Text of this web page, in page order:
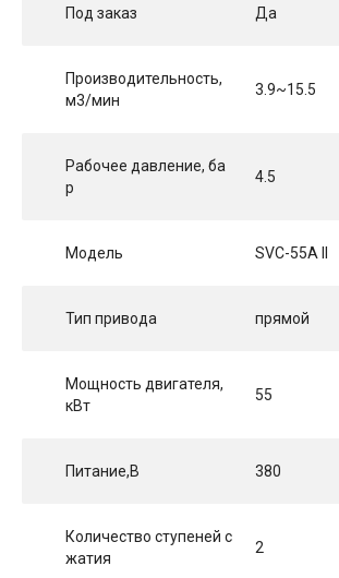
Под заказ Да
Производительность,
м3/мин
3.9~15.5
Рабочее давление, ба
р
4.5
Модель SVC-55A II
Тип привода прямой
Мощность двигателя,
кВт
55
Питание,В 380
Количество ступеней с
жатия
2